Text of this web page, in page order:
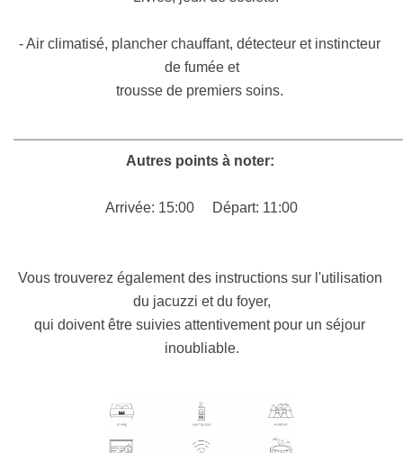
- Air climatisé, plancher chauffant, détecteur et instincteur
de fumée et
trousse de premiers soins.
Autres points à noter:
Arrivée: 15:00 Départ: 11:00
Vous trouverez également des instructions sur l'utilisation
du jacuzzi et du foyer,
qui doivent être suivies attentivement pour un séjour
inoubliable.